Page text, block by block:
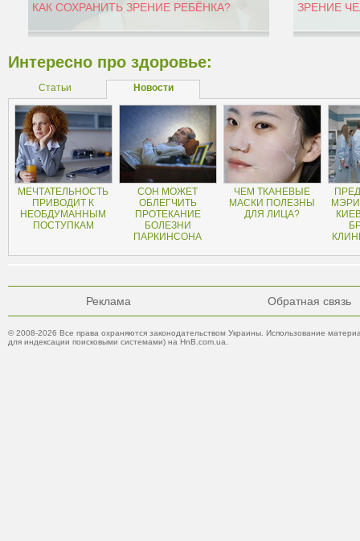
КАК СОХРАНИТЬ ЗРЕНИЕ РЕБЁНКА? ЗРЕНИЕ
Интересно про здоровье:
Статьи Новости
МЕЧТАТЕЛЬНОСТЬ
ПРИВОДИТ К
НЕОБДУМАННЫМ
ПОСТУПКАМ
СОН МОЖЕТ
ОБЛЕГЧИТЬ
ПРОТЕКАНИЕ
БОЛЕЗНИ
ПАРКИНСОНА
ЧЕМ ТКАНЕВЫЕ
МАСКИ ПОЛЕЗНЫ
ДЛЯ ЛИЦА?
Реклама Обратная связь
© 2008-2026 Все права охраняются законодательством Украины. Использование
для индексации поисковыми системами) на HnB.com.ua.